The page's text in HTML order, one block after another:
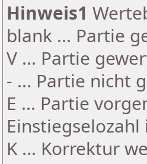
Hinweis1
blank ... Partie
V ... Partie
- ... Partie nicht
E ... Partie
K ... Korrektur